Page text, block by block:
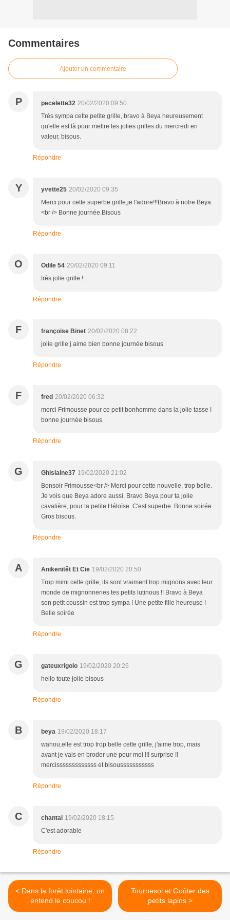
Commentaires
Ajouter un commentaire
P pecelette32 20/02/2020 09:50
Très sympa cette petite grille, bravo à Beya heureusement
qu'elle est là pour mettre tes jolies grilles du mercredi en
valeur, bisous.
Répondre
Y yvette25 20/02/2020 09:35
Merci pour cette superbe grille,je l'adore!!!Bravo à notre Beya.
<br /> Bonne journée.Bisous
Répondre
O Odile 54 20/02/2020 09:11
très jolie grille !
Répondre
F françoise Binet 20/02/2020 08:22
jolie grille j aime bien bonne journée bisous
Répondre
F fred 20/02/2020 06:32
merci Frimousse pour ce petit bonhomme dans la jolie tasse !
bonne journée bisous
Répondre
G Ghislaine37 19/02/2020 21:02
Bonsoir Frimousse<br /> Merci pour cette nouvelle, trop belle.
Je vois que Beya adore aussi. Bravo Beya pour ta jolie
cavalière, pour ta petite Héloïse. C'est superbe. Bonne soirée.
Gros bisous.
Répondre
A Anikenitêt Et Cie 19/02/2020 20:50
Trop mimi cette grille, ils sont vraiment trop mignons avec leur
monde de mignonneries tes petits lutinous !! Bravo à Beya
son petit coussin est trop sympa ! Une petite fille heureuse !
Belle soirée
Répondre
G gateuxrigolo 19/02/2020 20:26
hello toute jolie bisous
Répondre
B beya 19/02/2020 18:17
wahou,elle est trop trop belle cette grille, j'aime trop, mais
avant je vais en broder une pour moi !!! surprise !!
mercisssssssssssss et bisousssssssssss
Répondre
C chantal 19/02/2020 18:15
C'est adorable
Répondre
< Dans la forêt lointaine, on
entend le coucou !
Tournesol et Goûter des
petits lapins >